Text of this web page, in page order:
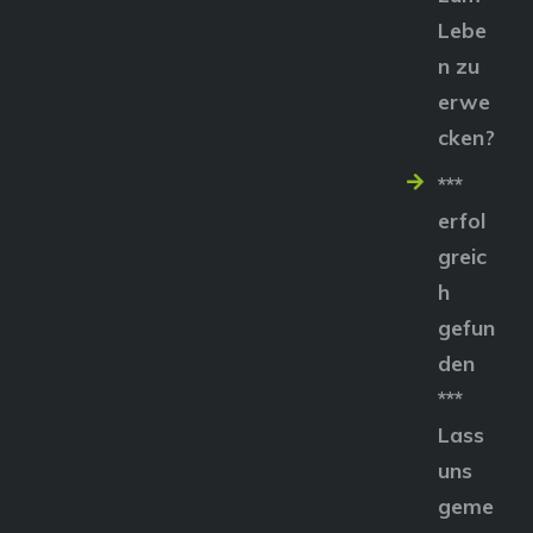
Lebe
n zu
erwe
cken?
***
erfol
greic
h
gefun
den
***
Lass
uns
geme